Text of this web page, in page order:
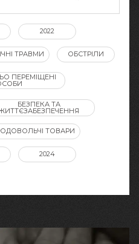
2022
ТРАВМИ ОБСТРІЛИ
ПЕРЕМІЩЕНІ
БЕЗПЕКА ТА
ТОВАРИ
2024